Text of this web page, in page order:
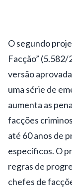
O segundo
Facção”
versão
uma série de
aumenta as
facções
até 60 anos de
específicos. O
regras de
chefes de